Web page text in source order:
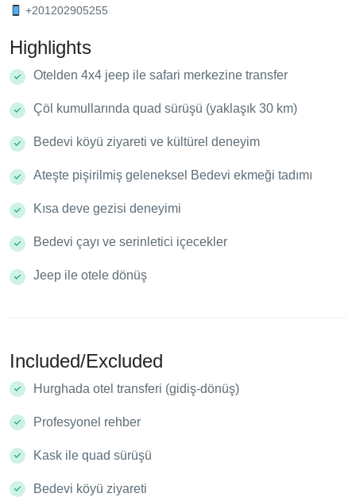
+201202905255
Highlights
Otelden 4x4 jeep ile safari merkezine transfer
Çöl kumullarında quad sürüşü (yaklaşık 30 km)
Bedevi köyü ziyareti ve kültürel deneyim
Ateşte pişirilmiş geleneksel Bedevi ekmeği tadımı
Kısa deve gezisi deneyimi
Bedevi çayı ve serinletici içecekler
Jeep ile otele dönüş
Included/Excluded
Hurghada otel transferi (gidiş-dönüş)
Profesyonel rehber
Kask ile quad sürüşü
Bedevi köyü ziyareti